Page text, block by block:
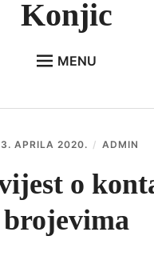
Konjic
MENU
APRILA 2020. ADMIN
o
brojevima